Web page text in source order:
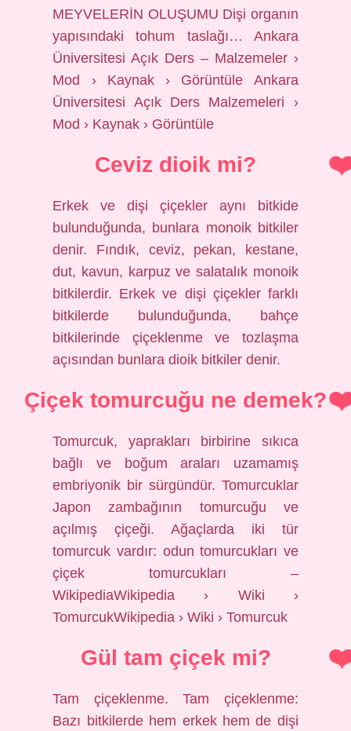
MEYVELERİN OLUŞUMU Dişi organın
yapısındaki tohum taslağı… Ankara
Üniversitesi Açık Ders – Malzemeler ›
Mod › Kaynak › Görüntüle Ankara
Üniversitesi Açık Ders Malzemeleri ›
Mod › Kaynak › Görüntüle
Ceviz dioik mi?
Erkek ve dişi çiçekler aynı bitkide
bulunduğunda, bunlara monoik bitkiler
denir. Fındık, ceviz, pekan, kestane,
dut, kavun, karpuz ve salatalık monoik
bitkilerdir. Erkek ve dişi çiçekler farklı
bitkilerde bulunduğunda, bahçe
bitkilerinde çiçeklenme ve tozlaşma
açısından bunlara dioik bitkiler denir.
Çiçek tomurcuğu ne demek?
Tomurcuk, yaprakları birbirine sıkıca
bağlı ve boğum araları uzamamış
embriyonik bir sürgündür. Tomurcuklar
Japon zambağının tomurcuğu ve
açılmış çiçeği. Ağaçlarda iki tür
tomurcuk vardır: odun tomurcukları ve
çiçek tomurcukları –
WikipediaWikipedia › Wiki ›
TomurcukWikipedia › Wiki › Tomurcuk
Gül tam çiçek mi?
Tam çiçeklenme. Tam çiçeklenme:
Bazı bitkilerde hem erkek hem de dişi